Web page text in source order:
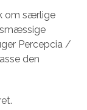
om særlige
Percepcia /
den